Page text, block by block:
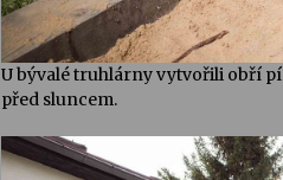
U bývalé truhlárny vytvořili obří
před sluncem.